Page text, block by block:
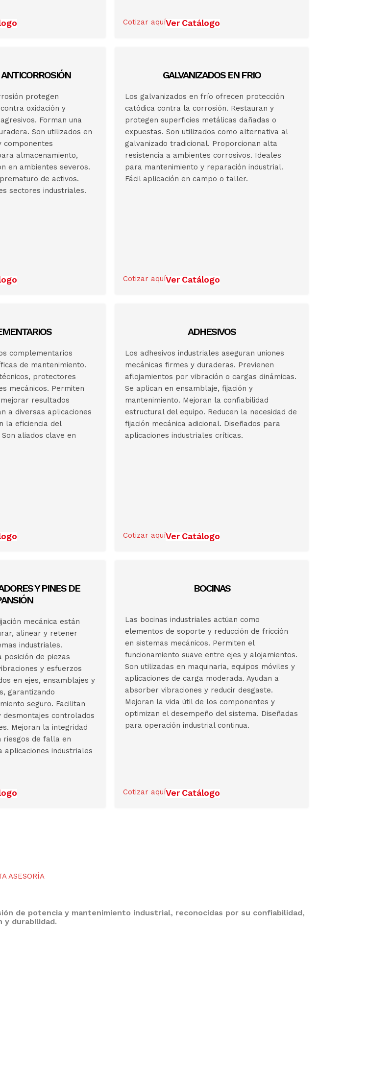
Cotizar aquíVer Catálogo
protegen
oxidación y
Forman una
Son utilizados en
componentes
almacenamiento,
en ambientes severos.
de activos.
sectores industriales.
GALVANIZADOS EN FRIO
Los galvanizados en frío ofrecen protección
catódica contra la corrosión. Restauran y
protegen superficies metálicas dañadas o
expuestas. Son utilizados como alternativa al
galvanizado tradicional. Proporcionan alta
resistencia a ambientes corrosivos. Ideales
para mantenimiento y reparación industrial.
Fácil aplicación en campo o taller.
Cotizar aquíVer Catálogo
complementarios
de mantenimiento.
protectores
mecánicos. Permiten
resultados
a diversas aplicaciones
la eficiencia del
aliados clave en
ADHESIVOS
Los adhesivos industriales aseguran uniones
mecánicas firmes y duraderas. Previenen
aflojamientos por vibración o cargas dinámicas.
Se aplican en ensamblaje, fijación y
mantenimiento. Mejoran la confiabilidad
estructural del equipo. Reducen la necesidad de
fijación mecánica adicional. Diseñados para
aplicaciones industriales críticas.
Cotizar aquíVer Catálogo
Y PINES DE
mecánica están
alinear y retener
industriales.
de piezas
y esfuerzos
en ejes, ensamblajes y
garantizando
seguro. Facilitan
desmontajes controlados
Mejoran la integridad
riesgos de falla en
aplicaciones industriales
BOCINAS
Las bocinas industriales actúan como
elementos de soporte y reducción de fricción
en sistemas mecánicos. Permiten el
funcionamiento suave entre ejes y alojamientos.
Son utilizadas en maquinaria, equipos móviles y
aplicaciones de carga moderada. Ayudan a
absorber vibraciones y reducir desgaste.
Mejoran la vida útil de los componentes y
optimizan el desempeño del sistema. Diseñadas
para operación industrial continua.
Cotizar aquíVer Catálogo
ASESORÍA
de potencia y mantenimiento industrial, reconocidas por su confiabilidad,
y durabilidad.